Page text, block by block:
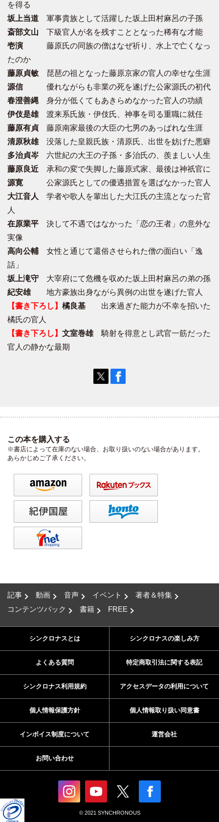
を得る
坂上当道 軍事貴族として活躍した坂上田村麻呂の子孫
斎部文山 下級官人が名を残すこととなった稀有な才能
壱演 藤原氏の同族の僧はなぜ祈り、水上で亡くなっ
たのか
藤原貞敏 琵琶の祖となった藤原京家の官人の幸せな生涯
源信優れながらも非業の死を遂げた公家源氏の初代
春澄善縄 身分が低くてもあきらめなかった官人の功績
伊伎是雄渡来系氏族・伊伎氏、神事を司る重職に就任
藤原有貞 藤原南家最後の大臣の七男のあっぱれな生涯
清原秋雄没落した皇親氏族・清原氏、出世を妨げた悪癖
多治貞岑 六世紀の大王の子孫・多治氏の、羨ましい人生
藤原良近 承和の変で失脚した藤原式家、最後は神祇官に
源寛 公家源氏としての優遇措置を選ばなかった官人
大江音人
学者や歌人を輩出した大江氏の主流となった官
人
在原業平 決して不遇ではなかった「恋の王者」の意外な
実像
高向公輔 女性と通じて還俗させられた僧の面白い「逸
話」
坂上滝守 大宰府にて危機を収めた坂上田村麻呂の弟の孫
紀安雄地方豪族出身ながら異例の出世を遂げた官人
【書き下ろし】 橘良基 出来過ぎた能力が不幸を招いた
橘氏の官人
【書き下ろし】 文室巻雄騎射を得意とし武官一筋だった
官人の静かな最期
この本を購入する
※書店によって在庫のない場合、お取り扱いのない場合があります。
あらかじめご了承ください。
記事 動画 音声 イベント
著者＆特集
コンテンツパック
書籍 FREE
シンクロナスとは シンクロナスの楽しみ方
よくある質問 特定商取引法に関する表記
シンクロナス利用規約 アクセスデータの利用について
個人情報保護方針 個人情報取り扱い同意書
インボイス制度について 運営会社
お問い合わせ
© 2021 SYNCHRONOUS